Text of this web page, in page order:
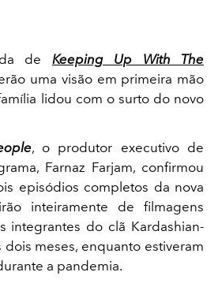
de Keeping Up With The
uma visão em primeira mão
lidou com o surto do novo
, o produtor executivo de
Farnaz Farjam, confirmou
episódios completos da nova
inteiramente de filmagens
integrantes do clã Kardashian-
meses, enquanto estiveram
a pandemia.